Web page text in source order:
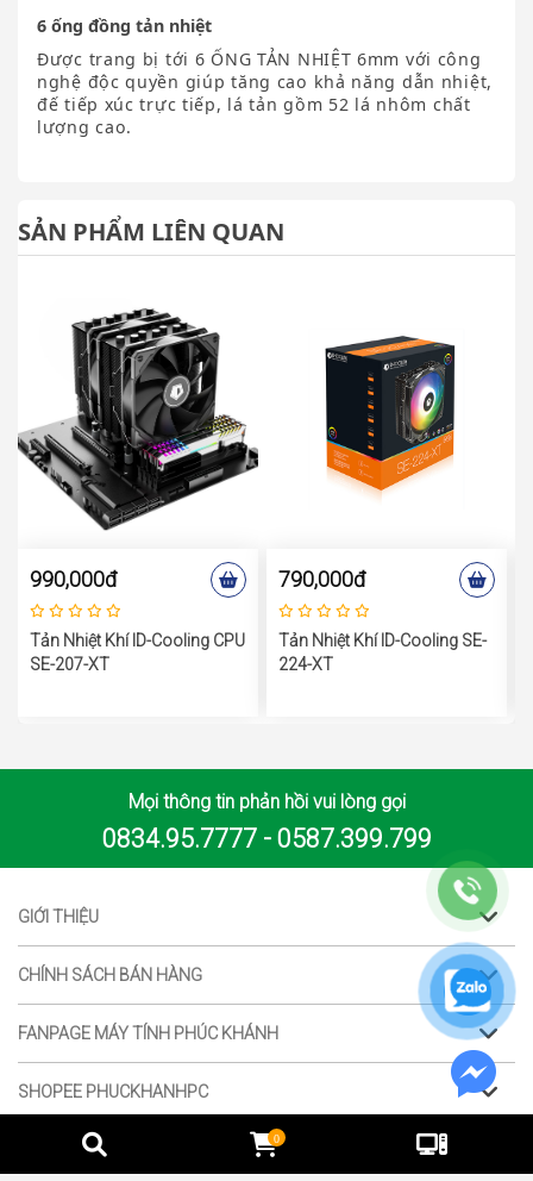
0
6 ống đồng tản nhiệt
Được trang bị tới 6 ỐNG TẢN NHIỆT 6mm với công
nghệ độc quyền giúp tăng cao khả năng dẫn nhiệt,
đế tiếp xúc trực tiếp, lá tản gồm 52 lá nhôm chất
lượng cao.
SẢN PHẨM LIÊN QUAN
990,000đ
Tản Nhiệt Khí ID-Cooling CPU
SE-207-XT
790,000đ
Tản Nhiệt Khí ID-Cooling SE-
224-XT
Mọi thông tin phản hồi vui lòng gọi
0834.95.7777 - 0587.399.799
GIỚI THIỆU
CHÍNH SÁCH BÁN HÀNG
FANPAGE MÁY TÍNH PHÚC KHÁNH
SHOPEE PHUCKHANHPC